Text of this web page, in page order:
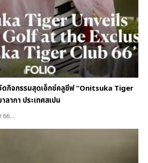
กิจกรรมสุดเอ็กซ์คลูซีฟ “Onitsuka Tiger
ากา ประเทศสเปน
66...